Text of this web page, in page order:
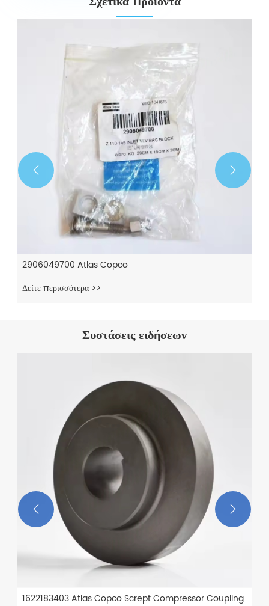
2906049700 Atlas Copco
Δείτε περισσότερα >>
 
Συστάσεις ειδήσεων
1622183403 Atlas Copco Scrept Compressor Coupling
 